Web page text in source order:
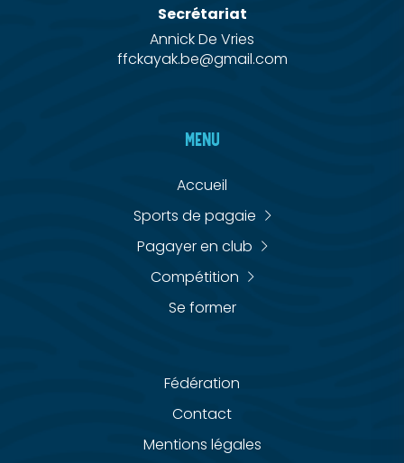
Secrétariat
Annick De Vries
ffckayak.be@gmail.com
MENU
Accueil
Sports de pagaie
Pagayer en club
Compétition
Se former
Fédération
Contact
Mentions légales